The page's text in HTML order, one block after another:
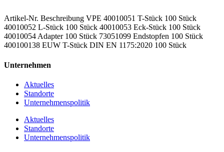
Artikel-Nr. Beschreibung VPE 40010051 T-Stück 100 Stück
40010052 L-Stück 100 Stück 40010053 Eck-Stück 100 Stück
40010054 Adapter 100 Stück 73051099 Endstopfen 100 Stück
400100138 EUW T-Stück DIN EN 1175:2020 100 Stück
Unternehmen
Aktuelles
Standorte
Unternehmenspolitik
Aktuelles
Standorte
Unternehmenspolitik